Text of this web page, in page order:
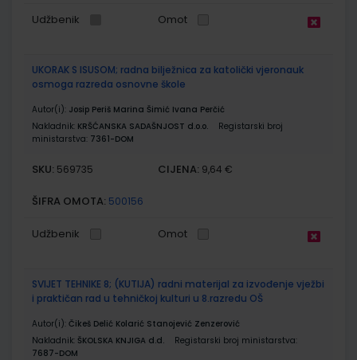
Udžbenik Omot
UKORAK S ISUSOM; radna bilježnica za katolički vjeronauk
osmoga razreda osnovne škole
Autor(i): Josip Periš Marina Šimić Ivana Perčić
Nakladnik: KRŠĆANSKA SADAŠNJOST d.o.o.
Registarski broj
ministarstva: 7361-DOM
SKU: 569735 CIJENA: 9,64 €
ŠIFRA OMOTA: 500156
Udžbenik Omot
SVIJET TEHNIKE 8; (KUTIJA) radni materijal za izvođenje vježbi
i praktičan rad u tehničkoj kulturi u 8.razredu OŠ
Autor(i): Čikeš Delić Kolarić Stanojević Zenzerović
Nakladnik: ŠKOLSKA KNJIGA d.d.
Registarski broj ministarstva:
7687-DOM